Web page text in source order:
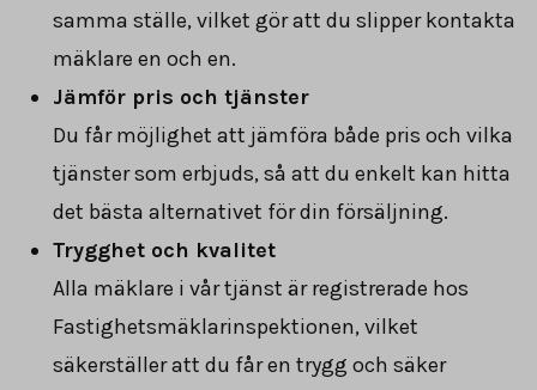
samma ställe, vilket gör att du slipper kontakta
mäklare en och en.
Jämför pris och tjänster
Du får möjlighet att jämföra både pris och vilka
tjänster som erbjuds, så att du enkelt kan hitta
det bästa alternativet för din försäljning.
Trygghet och kvalitet
Alla mäklare i vår tjänst är registrerade hos
Fastighetsmäklarinspektionen, vilket
säkerställer att du får en trygg och säker